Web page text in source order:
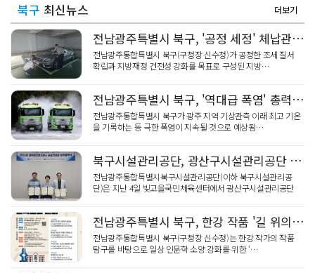
북구 최신뉴스 더보기
전남광주특별시 북구, '공정 세정' 체납관리단 가동
전남광주통합특별시 북구(구청장 신수정)가 공정한 조세 질서
확립과 지방재정 건전성 강화를 목표로 구성된 지방…
전남광주특별시 북구, '역대급 폭염' 총력 대응… 안전 비상
전남광주통합특별시 북구가 광주 지역 기상관측 이래 최고 기온
을 기록하는 등 극한 폭염이 지속될 것으로 예상됨…
북구시설관리공단, 광산구시설관리공단 '재취업 컨설팅' 공동 협약
전남광주통합특별시북구시설관리공단(이하 북구시설관리공
단)은 지난 4일 빛고을국민체육센터에서 광산구시설관리공단
전남광주특별시 북구, 한강 작품 '길 위의 인문학' 운영
전남광주통합특별시 북구(구청장 신수정)는 한강 작가의 작품
탐구를 바탕으로 일상 인문학 소양 강화를 위한 ‘…